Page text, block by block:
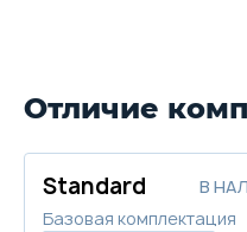
Отличие
Standard
В
Базовая комплектация